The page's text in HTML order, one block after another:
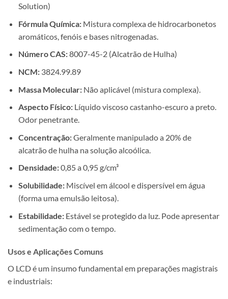
Solution)
Fórmula Química:Mistura complexa de hidrocarbonetos
aromáticos, fenóis e bases nitrogenadas.
Número CAS:8007-45-2 (Alcatrão de Hulha)
NCM:3824.99.89
Massa Molecular:Não aplicável (mistura complexa).
Aspecto Físico:Líquido viscoso castanho-escuro a preto.
Odor penetrante.
Concentração:Geralmente manipulado a 20% de
alcatrão de hulha na solução alcoólica.
Densidade:0,85 a 0,95 g/cm³
Solubilidade:Miscível em álcool e dispersível em água
(forma uma emulsão leitosa).
Estabilidade:Estável se protegido da luz. Pode apresentar
sedimentação com o tempo.
Usos e Aplicações Comuns
O LCD é um insumo fundamental em preparações magistrais
e industriais: